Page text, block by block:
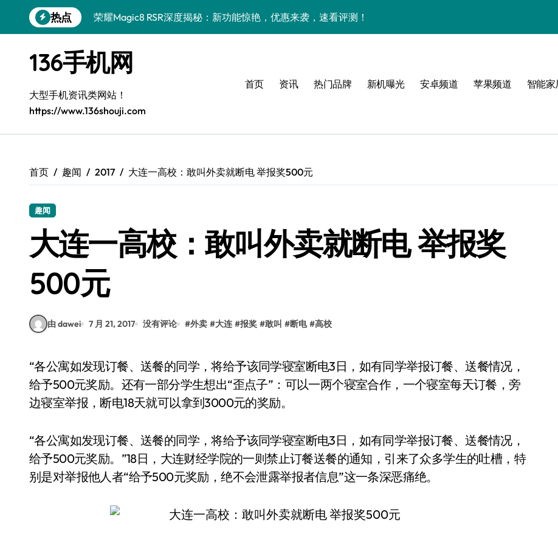
到
热点
荣耀Magic8 RSR深度揭秘：新功能惊艳，优惠来袭，速看评测！
华为nova 15 Pro亮点大揭秘：特色功能全掌握，速来围观！
抢先揭秘！三星Galaxy Z Flip7 FE新机亮点全曝光
荣耀ROBOT PHONE评测：资讯小助手，动态一手随时抓！
小米17 Pro Max抢先评测：一机在手，最新动态全掌控！
荣耀Magic V6速评：一屏掌控，解锁高效玩机新姿势！
OPPO Find X9抢先揭秘！新资讯+超实用功能速来围观
136手机网
大型手机资讯类网站！
https://www.136shouji.com
首页 资讯 热门品牌 新机曝光 安卓频道 苹果频道 智能家
首页 趣闻 2017 大连一高校：敢叫外卖就断电 举报奖500元
趣闻
大连一高校：敢叫外卖就断电 举报奖
500元
由 dawei 7 月 21, 2017 没有评论 #外卖 #大连 #报奖 #敢叫 #断电 #高校
“各公寓如发现订餐、送餐的同学，将给予该同学寝室断电3日，如有同学举报订餐、送餐情况，
给予500元奖励。还有一部分学生想出“歪点子”：可以一两个寝室合作，一个寝室每天订餐，旁
边寝室举报，断电18天就可以拿到3000元的奖励。
“各公寓如发现订餐、送餐的同学，将给予该同学寝室断电3日，如有同学举报订餐、送餐情况，
给予500元奖励。”18日，大连财经学院的一则禁止订餐送餐的通知，引来了众多学生的吐槽，特
别是对举报他人者“给予500元奖励，绝不会泄露举报者信息”这一条深恶痛绝。